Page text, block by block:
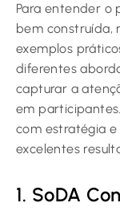
Para entender o
bem construída,
exemplos
diferentes
capturar a
em
com estratégia
excelentes
1. SoDA